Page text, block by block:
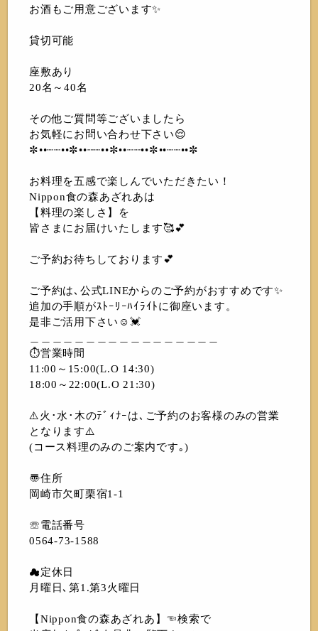
お酒もご用意ございます✨
貸切可能
座敷あり
20名～40名
その他ご質問等ございましたら
お気軽にお問い合わせ下さい😌
✼••┈┈••✼••┈┈••✼••┈┈••✼••┈┈••✼
お料理を五感で楽しんでいただきたい！
Nippon食の森あざれあは
【料理の楽しさ】を
皆さまにお届けいたします🥰💕
ご予約お待ちしております💕
ご予約は､公式LINEからのご予約がおすすめです✨
追加の手順がｽﾄｰﾘｰﾊｲﾗｲﾄに御座います。
是非ご活用下さい☺️💓
⏱営業時間
11:00～15:00(L.O 14:30)
18:00～22:00(L.O 21:30)
⚠️火･水･木のﾃﾞｨﾅｰは､ご予約のお客様のみの営業
となります⚠️
(コース料理のみのご案内です｡)
〠住所
岡崎市欠町栗宿1-1
☏電話番号
0564-73-1588
☁︎定休日
月曜日､第1.第3火曜日
【Nippon食の森あざれあ】☜検索で